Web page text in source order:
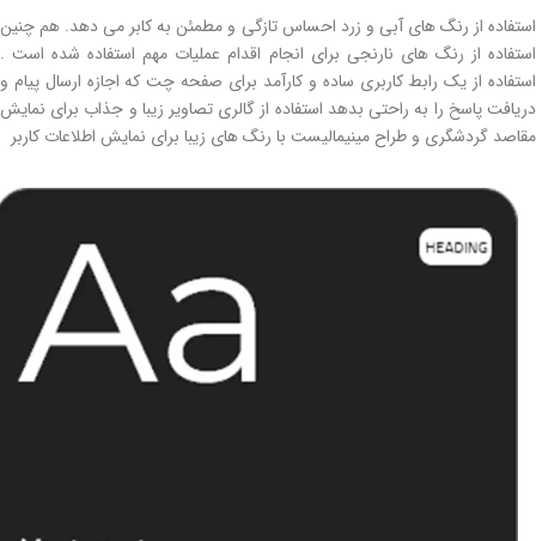
از رنگ های آبی و زرد احساس تازگی و مطمئن به کابر می دهد. هم چنین
از رنگ های نارنجی برای انجام اقدام عملیات مهم استفاده شده است .
از یک رابط کاربری ساده و کارآمد برای صفحه چت که اجازه ارسال پیام و
پاسخ را به راحتی بدهد استفاده از گالری تصاویر زیبا و جذاب برای نمایش
گردشگری و طراح مینیمالیست با رنگ های زیبا برای نمایش اطلاعات کاربر